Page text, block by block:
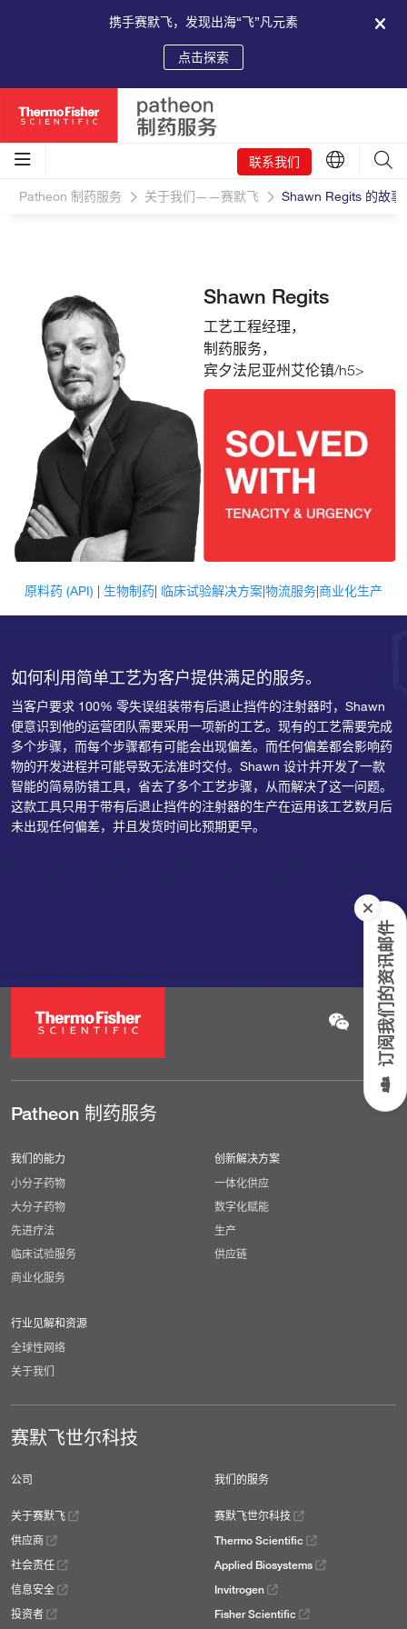
携手赛默飞，发现出海“飞”凡元素
点击探索
联系我们
Patheon 制药服务 关于我们——赛默飞 Shawn Regits 的故
订阅我们的资讯邮件
Shawn Regits
工艺工程经理，
制药服务，
宾夕法尼亚州艾伦镇/h5>
原料药 (API) | 生物制药| 临床试验解决方案|物流服务|商业化生产
如何利用简单工艺为客户提供满足的服务。
当客户要求 100% 零失误组装带有后退止挡件的注射器时，Shawn
便意识到他的运营团队需要采用一项新的工艺。现有的工艺需要完成
多个步骤，而每个步骤都有可能会出现偏差。而任何偏差都会影响药
物的开发进程并可能导致无法准时交付。Shawn 设计并开发了一款
智能的简易防错工具，省去了多个工艺步骤，从而解决了这一问题。
这款工具只用于带有后退止挡件的注射器的生产在运用该工艺数月后
未出现任何偏差，并且发货时间比预期更早。
Patheon 制药服务
我们的能力
小分子药物
大分子药物
先进疗法
临床试验服务
商业化服务
创新解决方案
一体化供应
数字化赋能
生产
供应链
行业见解和资源
全球性网络
关于我们
赛默飞世尔科技
公司
关于赛默飞
供应商
社会责任
信息安全
投资者
我们的服务
赛默飞世尔科技
Thermo Scientific
Applied Biosystems
Invitrogen
Fisher Scientific